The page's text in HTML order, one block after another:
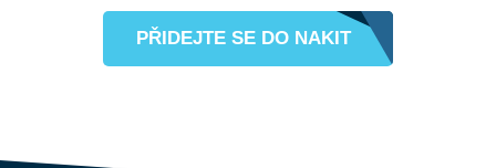
PŘIDEJTE SE DO NAKIT